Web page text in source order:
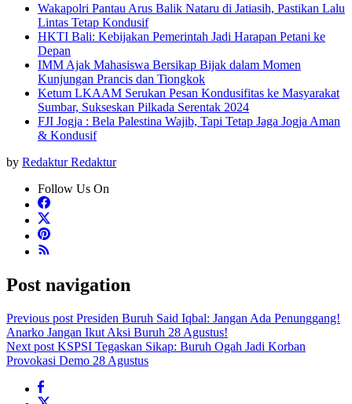
Wakapolri Pantau Arus Balik Nataru di Jatiasih, Pastikan Lalu
Lintas Tetap Kondusif
HKTI Bali: Kebijakan Pemerintah Jadi Harapan Petani ke
Depan
IMM Ajak Mahasiswa Bersikap Bijak dalam Momen
Kunjungan Prancis dan Tiongkok
Ketum LKAAM Serukan Pesan Kondusifitas ke Masyarakat
Sumbar, Sukseskan Pilkada Serentak 2024
FJI Jogja : Bela Palestina Wajib, Tapi Tetap Jaga Jogja Aman
& Kondusif
by Redaktur Redaktur
Follow Us On
Post navigation
Previous post Presiden Buruh Said Iqbal: Jangan Ada Penunggang!
Anarko Jangan Ikut Aksi Buruh 28 Agustus!
Next post KSPSI Tegaskan Sikap: Buruh Ogah Jadi Korban
Provokasi Demo 28 Agustus